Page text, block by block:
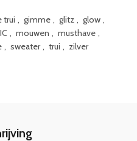
trui , gimme , glitz , glow ,
, mouwen , musthave ,
, sweater , trui , zilver